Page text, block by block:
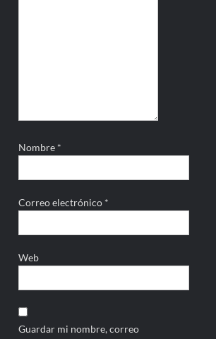
Nombre *
Correo electrónico *
Web
Guardar mi nombre, correo